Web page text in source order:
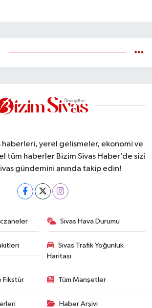
haberleri, yerel gelişmeler, ekonomi ve
tüm haberler Bizim Sivas Haber’de sizi
gündemini anında takip edin!
Sivas Hava Durumu
Sivas Trafik Yoğunluk
Haritası
Fikstür Tüm Manşetler
Haber Arşivi